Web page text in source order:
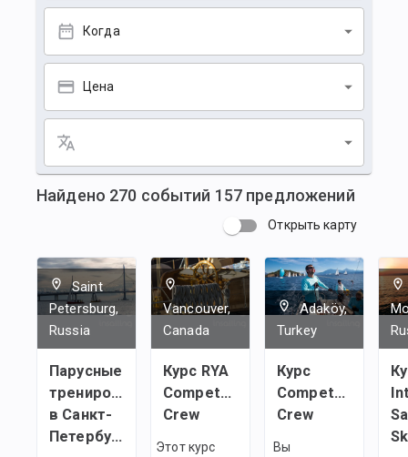
Когда
Цена
Найдено 270 событий 157 предложений
Открыть карту
Saint
Petersburg,
Russia
Парусные
тренировки
в Санкт-
Петербурге
Vancouver,
Canada
Курс RYA
Competent
Crew
Этот курс
Adaköy,
Turkey
Курс
Competent
Crew
Вы